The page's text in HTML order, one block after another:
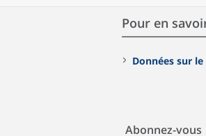
Pour en
Données sur
Abonnez-vous